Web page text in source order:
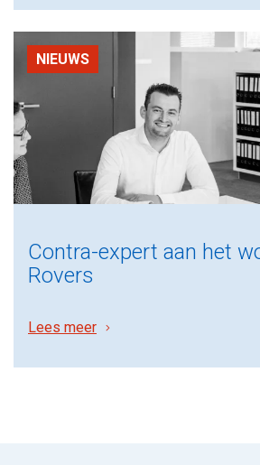
NIEUWS
Contra-expert aan het
Rovers
Lees meer